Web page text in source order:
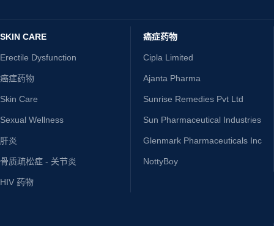
SKIN CARE
Erectile Dysfunction
癌症药物
Skin Care
Sexual Wellness
肝炎
骨质疏松症 - 关节炎
HIV 药物
癌症药物
Cipla Limited
Ajanta Pharma
Sunrise Remedies Pvt Ltd
Sun Pharmaceutical Industries
Glenmark Pharmaceuticals Inc
NottyBoy